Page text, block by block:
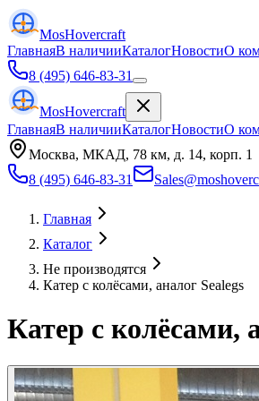
MosHovercraft
ГлавнаяВ наличииКаталогНовостиО
8 (495) 646-83-31
MosHovercraft
ГлавнаяВ наличииКаталогНовостиО
Москва, МКАД, 78 км, д. 14, корп. 1
8 (495) 646-83-31
Главная
Каталог
Не производятся
Катер с колёсами, аналог Sealegs
Катер с колёсами,